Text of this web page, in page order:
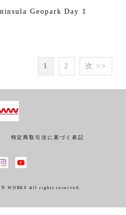
Geopark Day 1
1 2 次 >>
特定商取引法に基づく表記
WORKS All rights reserved.